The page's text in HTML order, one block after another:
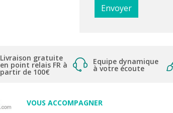
Livraison gratuite
en point relais FR à
partir de 100€
Equipe dynamique
à votre écoute
VOUS ACCOMPAGNER